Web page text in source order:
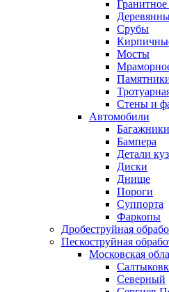
Срубы
Мосты
Стены и
Автомобили
Багажники
Бампера
Детали
Диски
Днище
Пороги
Суппорта
Фаркопы
Дробеструйная
Пескоструйная
Московская
Северный